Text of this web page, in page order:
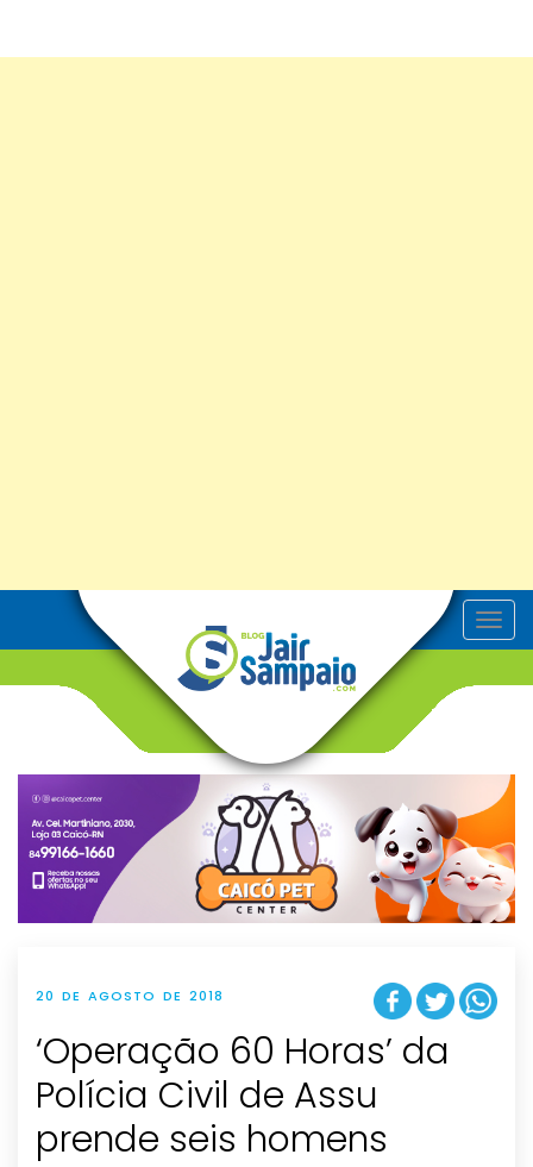
T
o
v
g
t
i
o
n
20 DE AGOSTO DE 2018
‘Operação 60 Horas’ da
Polícia Civil de Assu
prende seis homens